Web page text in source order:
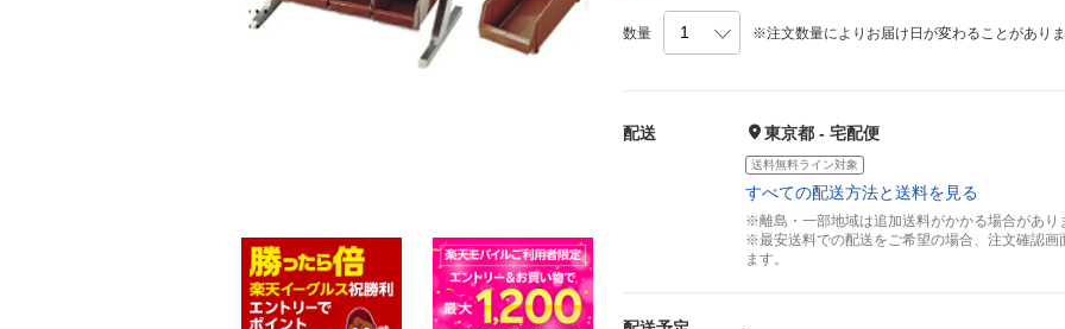
数量 ※注文数量によりお届け日が変わることがありま
配送 東京都 - 宅配便
送料無料ライン対象
すべての配送方法と送料を見る
※離島・一部地域は追加送料がかかる場合があり
※最安送料での配送をご希望の場合、注文確認画
ます。